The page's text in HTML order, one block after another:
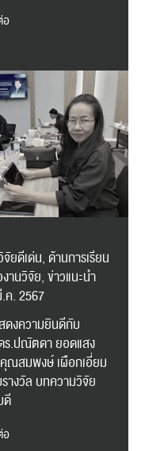
อ
ยดีเด่น, ด้านการเรียน
านวิจัย, ข่าวแนะนำ
ค. 2567
ดงความยินดีกับ
ร.ปณัตดา ยอดแสง
ณสมพงษ์ เผือกเอี่ยม
รางวัล บทความวิจัย
ดี
อ